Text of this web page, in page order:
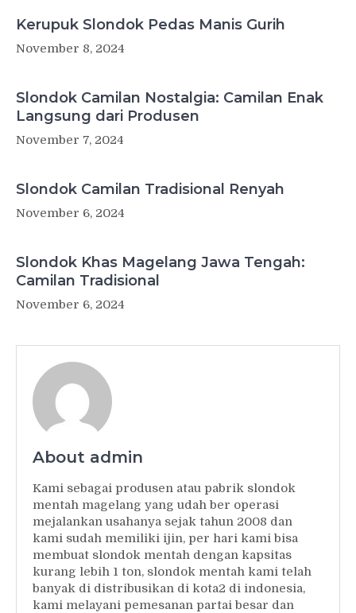
Kerupuk Slondok Pedas Manis Gurih
November 8, 2024
Slondok Camilan Nostalgia: Camilan Enak
Langsung dari Produsen
November 7, 2024
Slondok Camilan Tradisional Renyah
November 6, 2024
Slondok Khas Magelang Jawa Tengah:
Camilan Tradisional
November 6, 2024
About admin
Kami sebagai produsen atau pabrik slondok
mentah magelang yang udah ber operasi
mejalankan usahanya sejak tahun 2008 dan
kami sudah memiliki ijin, per hari kami bisa
membuat slondok mentah dengan kapsitas
kurang lebih 1 ton, slondok mentah kami telah
banyak di distribusikan di kota2 di indonesia,
kami melayani pemesanan partai besar dan